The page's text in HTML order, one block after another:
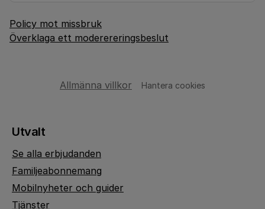
Policy mot missbruk
Överklaga ett moderereringsbeslut
Allmänna villkor Hantera cookies
Utvalt
Se alla erbjudanden
Familjeabonnemang
Mobilnyheter och guider
Tjänster